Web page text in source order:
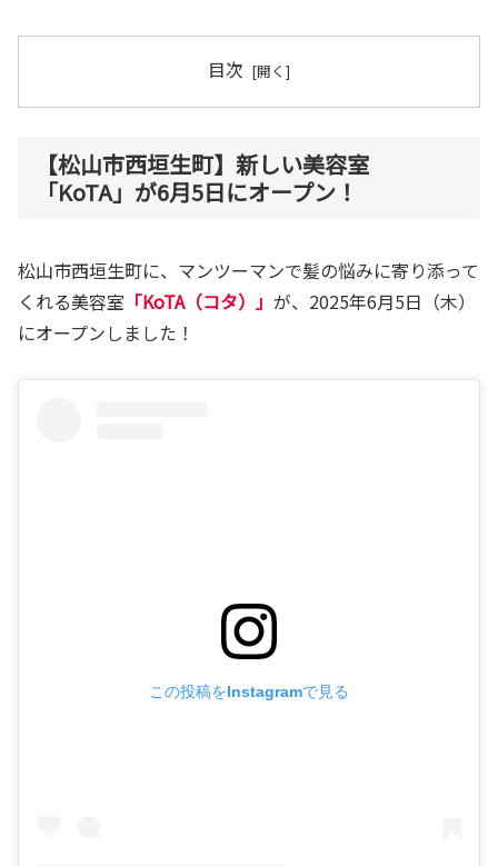
目次
【松山市西垣生町】新しい美容室
「KoTA」が6月5日にオープン！
松山市西垣生町に、マンツーマンで髪の悩みに寄り添って
くれる美容室 「KoTA（コタ）」 が、2025年6月5日（木）
にオープンしました！
この投稿をInstagramで見る